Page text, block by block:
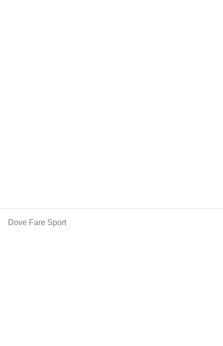
Dove Fare Sport